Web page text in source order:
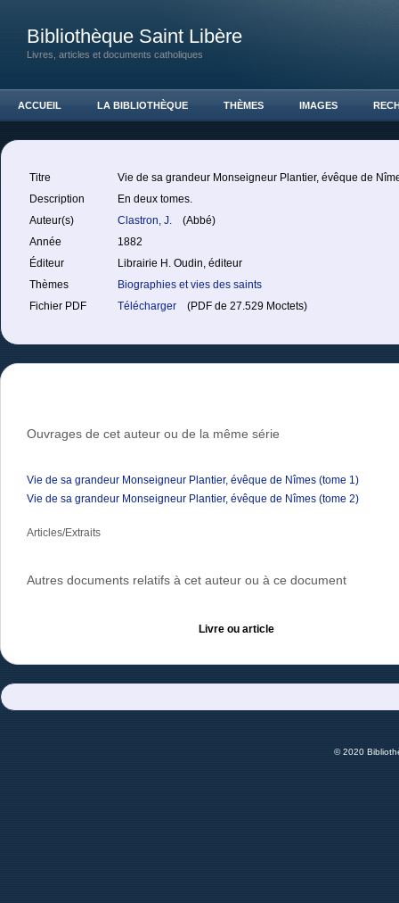
Bibliothèque Saint Libère
Livres, articles et documents catholiques
ACCUEIL LA BIBLIOTHÈQUE THÈMES IMAGES
Titre
Vie de sa grandeur Monseigneur Plantier, évêque de
Description
En deux tomes.
Auteur(s)
Clastron, J.
(Abbé)
Année
1882
Éditeur
Librairie H. Oudin, éditeur
Thèmes
Biographies et vies des saints
Fichier PDF
Télécharger (PDF de 27.529 Moctets)
Ouvrages de cet auteur ou de la même série
Vie de sa grandeur Monseigneur Plantier, évêque de Nîmes (tome 1)
Vie de sa grandeur Monseigneur Plantier, évêque de Nîmes (tome 2)
Articles/Extraits
Autres documents relatifs à cet auteur ou à ce document
Livre ou article
© 2020